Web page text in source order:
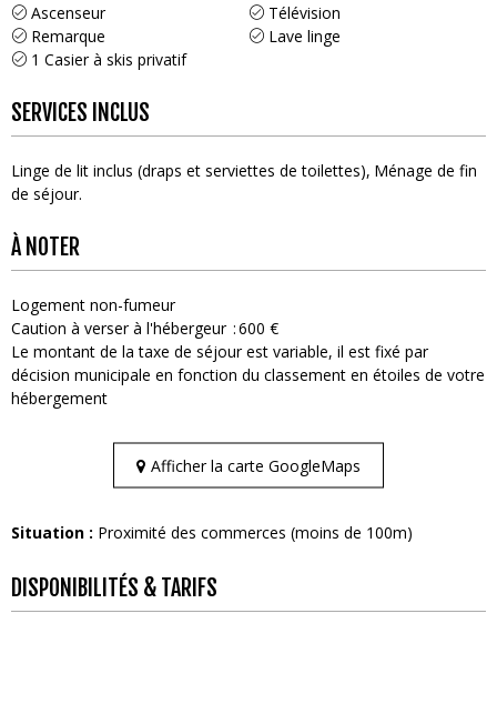
Ascenseur
Télévision
Remarque
Lave linge
1 Casier à skis privatif
SERVICES INCLUS
Linge de lit inclus (draps et serviettes de toilettes) Ménage de fin
de séjour
À NOTER
Logement non-fumeur
Caution à verser à l'hébergeur 600 €
Le montant de la taxe de séjour est variable, il est fixé par
décision municipale en fonction du classement en étoiles de votre
hébergement
Afficher la carte GoogleMaps
Situation : Proximité des commerces (moins de 100m)
DISPONIBILITÉS & TARIFS